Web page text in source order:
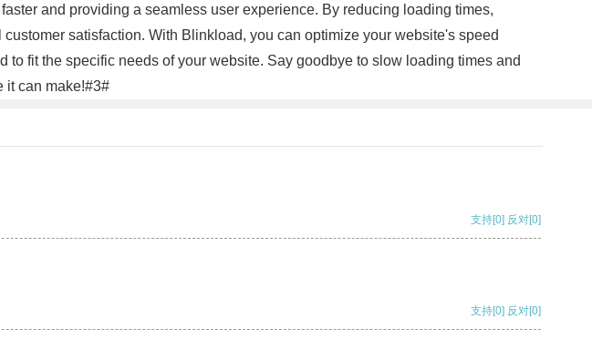
and providing a seamless user experience. By reducing loading times,
satisfaction. With Blinkload, you can optimize your website's speed
fit the specific needs of your website. Say goodbye to slow loading times and
it can make!#3#
支持[0] 反对[0]
支持[0] 反对[0]